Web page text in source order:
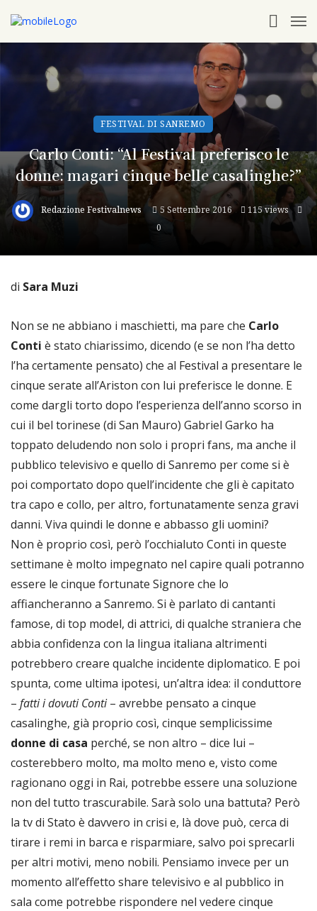
FESTIVAL DI SANREMO
Carlo Conti: “Al Festival preferisco le
donne: magari cinque belle casalinghe?”
Redazione Festivalnews 5 Settembre 2016
115 views
0
di Sara Muzi
Non se ne abbiano i maschietti, ma pare che Carlo
Conti è stato chiarissimo, dicendo (e se non l’ha detto
l’ha certamente pensato) che al Festival a presentare le
cinque serate all’Ariston con lui preferisce le donne. E
come dargli torto dopo l’esperienza dell’anno scorso in
cui il bel torinese (di San Mauro) Gabriel Garko ha
toppato deludendo non solo i propri fans, ma anche il
pubblico televisivo e quello di Sanremo per come si è
poi comportato dopo quell’incidente che gli è capitato
tra capo e collo, per altro, fortunatamente senza gravi
danni. Viva quindi le donne e abbasso gli uomini?
Non è proprio così, però l’occhialuto Conti in queste
settimane è molto impegnato nel capire quali potranno
essere le cinque fortunate Signore che lo
affiancheranno a Sanremo. Si è parlato di cantanti
famose, di top model, di attrici, di qualche straniera che
abbia confidenza con la lingua italiana altrimenti
potrebbero creare qualche incidente diplomatico. E poi
spunta, come ultima ipotesi, un’altra idea: il conduttore
– fatti i dovuti Conti– avrebbe pensato a cinque
casalinghe, già proprio così, cinque semplicissime
donne di casa perché, se non altro – dice lui –
costerebbero molto, ma molto meno e, visto come
ragionano oggi in Rai, potrebbe essere una soluzione
non del tutto trascurabile. Sarà solo una battuta? Però
la tv di Stato è davvero in crisi e, là dove può, cerca di
tirare i remi in barca e risparmiare, salvo poi sprecarli
per altri motivi, meno nobili. Pensiamo invece per un
momento all’effetto share televisivo e al pubblico in
sala come potrebbe rispondere nel vedere cinque